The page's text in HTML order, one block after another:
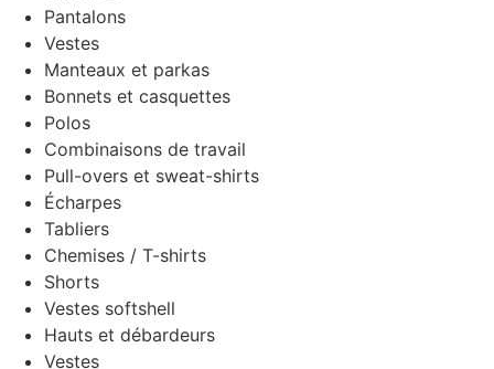
Pantalons
Vestes
Manteaux et parkas
Bonnets et casquettes
Polos
Combinaisons de travail
Pull-overs et sweat-shirts
Écharpes
Tabliers
Chemises / T-shirts
Shorts
Vestes softshell
Hauts et débardeurs
Vestes